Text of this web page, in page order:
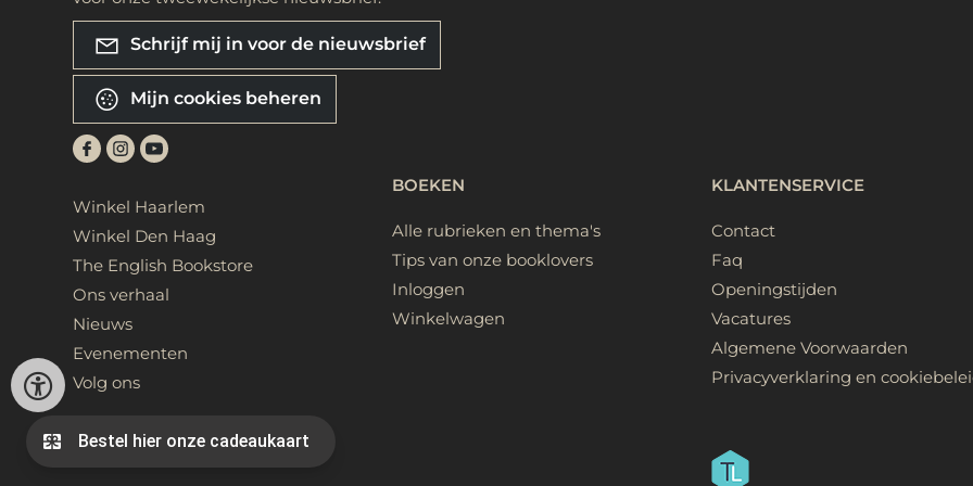
Schrijf mij in voor de nieuwsbrief
Mijn cookies beheren
Winkel Haarlem
Winkel Den Haag
The English Bookstore
Ons verhaal
Nieuws
Evenementen
Volg ons
BOEKEN
Alle rubrieken en thema's
Tips van onze booklovers
Inloggen
Winkelwagen
KLANTENSERVICE
Contact
Faq
Openingstijden
Vacatures
Algemene Voorwaarden
Privacyverklaring en